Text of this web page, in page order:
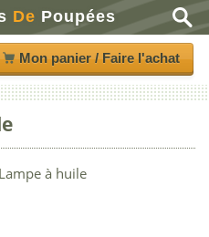
De Poupées
Mon panier / Faire l'achat